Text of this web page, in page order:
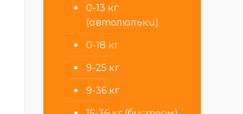
0-13 кг
(автолюльки)
0-18 кг
9-25 кг
9-36 кг